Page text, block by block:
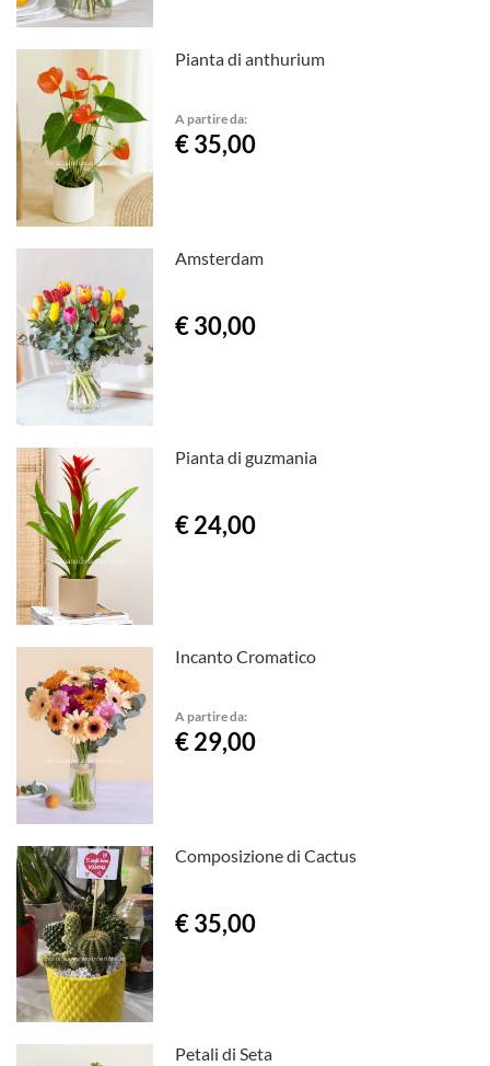
Pianta di anthurium
A partire da:
€ 35,00
Amsterdam
€ 30,00
Pianta di guzmania
€ 24,00
Incanto Cromatico
A partire da:
€ 29,00
Composizione di Cactus
€ 35,00
Petali di Seta